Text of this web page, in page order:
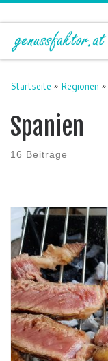
Zum Inhalt springen
Startseite » Regionen »
Spanien
16 Beiträge